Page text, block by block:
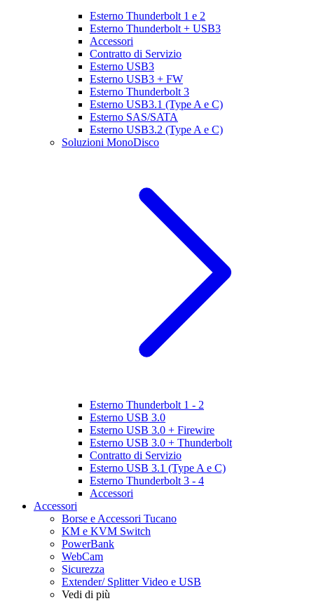
Esterno Thunderbolt 1 e 2
Esterno Thunderbolt + USB3
Accessori
Contratto di Servizio
Esterno USB3
Esterno USB3 + FW
Esterno Thunderbolt 3
Esterno USB3.1 (Type A e C)
Esterno SAS/SATA
Esterno USB3.2 (Type A e C)
Soluzioni MonoDisco
Esterno Thunderbolt 1 - 2
Esterno USB 3.0
Esterno USB 3.0 + Firewire
Esterno USB 3.0 + Thunderbolt
Contratto di Servizio
Esterno USB 3.1 (Type A e C)
Esterno Thunderbolt 3 - 4
Accessori
Accessori
Borse e Accessori Tucano
KM e KVM Switch
PowerBank
WebCam
Sicurezza
Extender/ Splitter Video e USB
Vedi di più